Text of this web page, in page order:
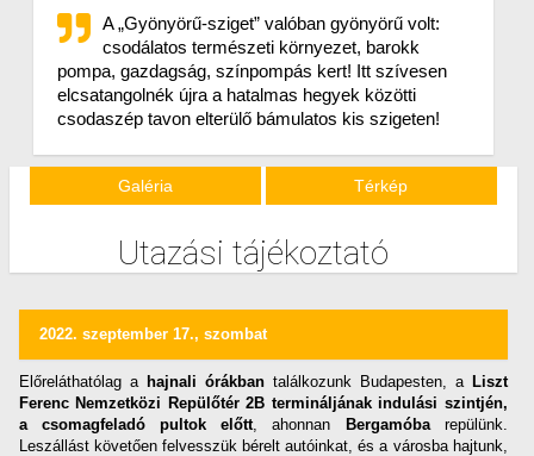
A „Gyönyörű-sziget” valóban gyönyörű volt:
csodálatos természeti környezet, barokk
pompa, gazdagság, színpompás kert! Itt szívesen
elcsatangolnék újra a hatalmas hegyek közötti
csodaszép tavon elterülő bámulatos kis szigeten!
Galéria Térkép
Utazási tájékoztató
2022. szeptember 17., szombat
Előreláthatólag a hajnali órákbantalálkozunk Budapesten, a Liszt
Ferenc Nemzetközi Repülőtér 2B termináljának indulási szintjén,
a csomagfeladó pultok előtt , ahonnan Bergamóbarepülünk.
Leszállást követően felvesszük bérelt autóinkat, és a városba hajtunk,